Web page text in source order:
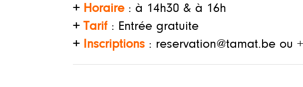
+ Horaire : à 14h30 & à 16h
+Tarif : Entrée gratuite
+ Inscriptions : reservation@tamat.be ou